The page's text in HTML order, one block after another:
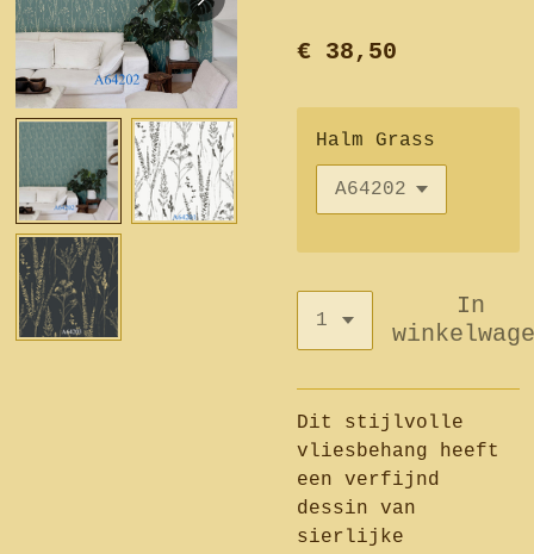
€ 38,50
Halm Grass
In
Dit stijlvolle
vliesbehang heeft
een verfijnd
dessin van
sierlijke